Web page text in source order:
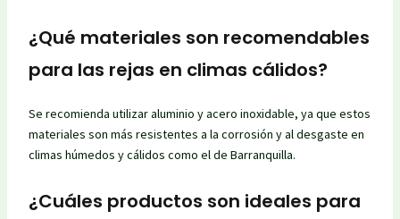
¿Qué materiales son recomendables
para las rejas en climas cálidos?
Se recomienda utilizar aluminio y acero inoxidable, ya que estos
materiales son más resistentes a la corrosión y al desgaste en
climas húmedos y cálidos como el de Barranquilla.
¿Cuáles productos son ideales para